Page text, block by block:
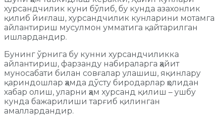
хурсандчилик куни бўлиб, бу кунда азахонлик
қилиб йиғлаш, хурсандчилик кунларини мотамга
айлантириш мусулмон умматига қайтарилган
ишлардандир.
Бунинг ўрнига бу кунни хурсандчиликка
айлантириш, фарзанду набираларга ҳайит
муносабати билан совғалар улашиш, яқинлару
қариндошлар ҳамда дўсту биродарлар ҳолидан
хабар олиш, уларни ҳам хурсанд қилиш – ушбу
кунда бажарилиши тарғиб қилинган
амаллардандир.